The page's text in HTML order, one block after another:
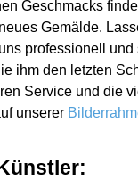
Geschmacks
Gemälde.
professionell
ihm den letzten
Service und die
unserer